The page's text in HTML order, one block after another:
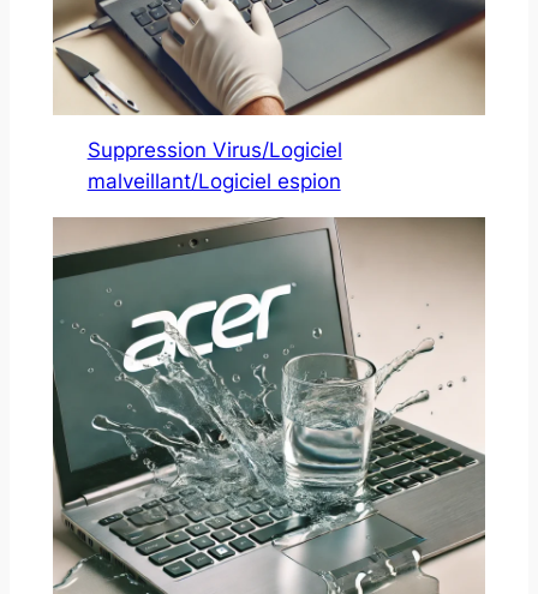
Suppression Virus/Logiciel
malveillant/Logiciel espion